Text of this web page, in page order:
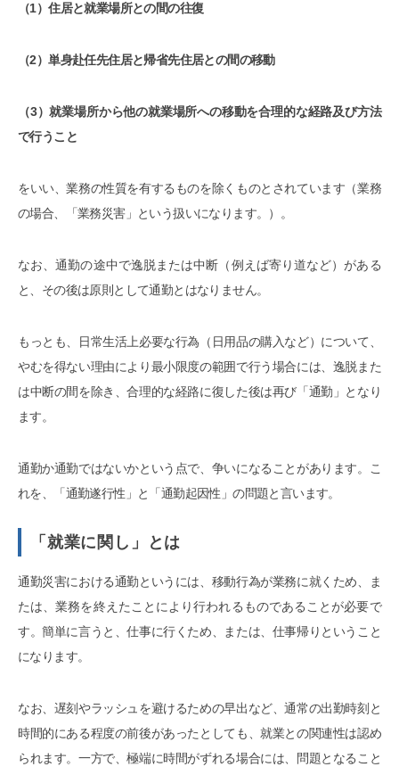
（1）住居と就業場所との間の往復
（2）単身赴任先住居と帰省先住居との間の移動
（3）就業場所から他の就業場所への移動を合理的な経路及び方法
で行うこと
をいい、業務の性質を有するものを除くものとされています（業務
の場合、「業務災害」という扱いになります。）。
なお、通勤の途中で逸脱または中断（例えば寄り道など）がある
と、その後は原則として通勤とはなりません。
もっとも、日常生活上必要な行為（日用品の購入など）について、
やむを得ない理由により最小限度の範囲で行う場合には、逸脱また
は中断の間を除き、合理的な経路に復した後は再び「通勤」となり
ます。
通勤か通勤ではないかという点で、争いになることがあります。こ
れを、「通勤遂行性」と「通勤起因性」の問題と言います。
「就業に関し」とは
通勤災害における通勤というには、移動行為が業務に就くため、ま
たは、業務を終えたことにより行われるものであることが必要で
す。簡単に言うと、仕事に行くため、または、仕事帰りということ
になります。
なお、遅刻やラッシュを避けるための早出など、通常の出勤時刻と
時間的にある程度の前後があったとしても、就業との関連性は認め
られます。一方で、極端に時間がずれる場合には、問題となること